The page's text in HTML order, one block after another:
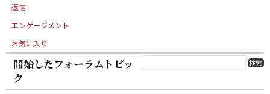
返信
エンゲージメント
お気に入り
開始したフォーラムトピッ
ク